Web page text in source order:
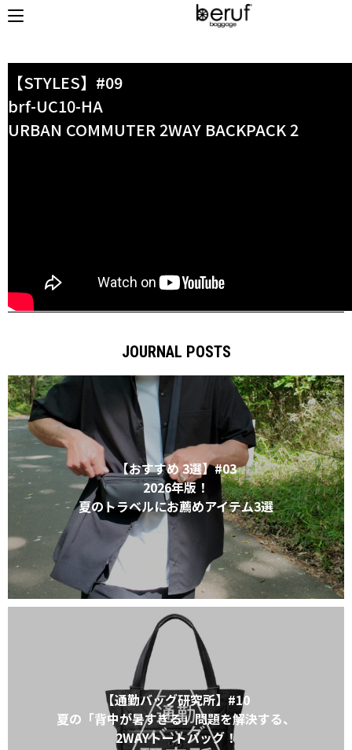
収納サイズ
XS｜5リッター以下
S｜10リッター以下
タブレット｜11インチ相当
ノートPC｜14インチ相当
ノートPC｜16インチ相当
商品価格
¥10,000 - ¥19,999
¥30,000 - ¥39,999
¥40,000 - ¥49,999
¥50,000 - ¥99,999
¥100,000 -
ニュース
ブランドストーリー
STORY
ジャーナル
取扱店舗
ショッピングガイド
アフターケア
メンバーシップ
FAQ｜よくある質問
INTERNATIONAL SHIPPING
新規会員登録
ログイン
マイページ
お問い合わせ
ショッピングカート
【STYLES】#09
brf-UC10-HA
URBAN COMMUTER 2WAY BACKPACK 2
JOURNAL POSTS
【おすすめ 3選】#03
2026年版！
夏のトラベルにお薦めアイテム3選
【通勤バッグ研究所】#10
夏の「背中が暑すぎる」問題を解決する、
2WAYトートバッグ！